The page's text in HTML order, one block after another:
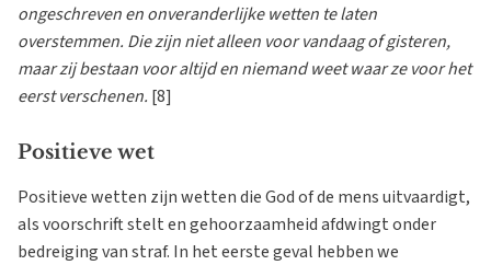
ongeschreven en onveranderlijke wetten te laten
overstemmen. Die zijn niet alleen voor vandaag of gisteren,
maar zij bestaan voor altijd en niemand weet waar ze voor het
eerst verschenen. [8]
Positieve wet
Positieve wetten zijn wetten die God of de mens uitvaardigt,
als voorschrift stelt en gehoorzaamheid afdwingt onder
bedreiging van straf. In het eerste geval hebben we